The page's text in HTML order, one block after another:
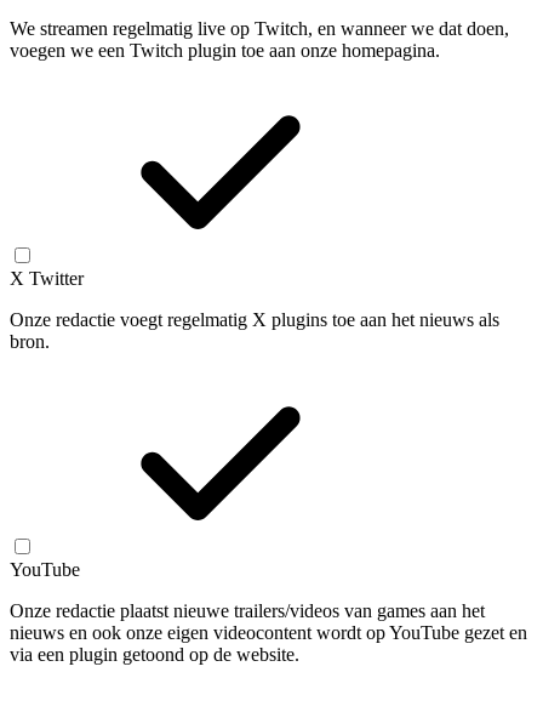
We streamen regelmatig live op Twitch, en wanneer we dat doen,
voegen we een Twitch plugin toe aan onze homepagina.
X Twitter
Onze redactie voegt regelmatig X plugins toe aan het nieuws als
bron.
YouTube
Onze redactie plaatst nieuwe trailers/videos van games aan het
nieuws en ook onze eigen videocontent wordt op YouTube gezet en
via een plugin getoond op de website.